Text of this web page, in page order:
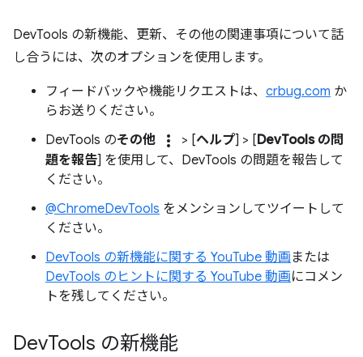
DevTools の新機能、更新、その他の関連事項について話
し合うには、次のオプションを使用します。
フィードバックや機能リクエストは、 crbug.com か
らお送りください。
DevTools のその他 more_vert > [ヘルプ] > [DevTools の問
題を報告] を使用して、DevTools の問題を報告して
ください。
@ChromeDevTools をメンションしてツイートして
ください。
DevTools の新機能に関する YouTube 動画 または
DevTools のヒントに関する YouTube 動画にコメン
トを残してください。
DevTools の新機能